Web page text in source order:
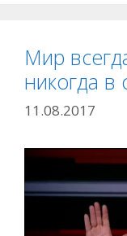
Мир
никогда в
11.08.2017